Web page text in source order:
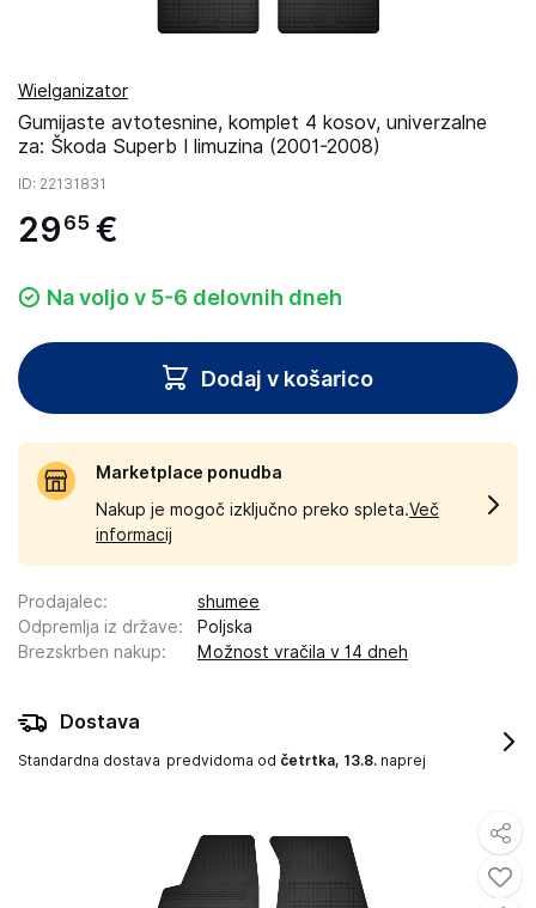
Wielganizator
Gumijaste avtotesnine, komplet 4 kosov, univerzalne
za: Škoda Superb I limuzina (2001-2008)
ID: 22131831
29 65 €
Na voljo v 5-6 delovnih dneh
Dodaj v košarico
Marketplace ponudba
Nakup je mogoč izključno preko spleta.Več
informacij
Prodajalec:
shumee
Odpremlja iz države:
Poljska
Brezskrben nakup: Možnost vračila v 14 dneh
Dostava
Standardna dostava predvidoma od četrtka, 13.8. naprej